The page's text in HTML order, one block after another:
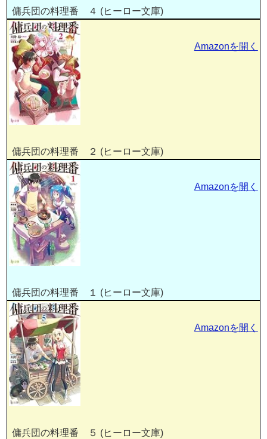
傭兵団の料理番 ４ (ヒーロー文庫)
傭兵団の料理番 ２ (ヒーロー文庫)
Amazonを開く
傭兵団の料理番 １ (ヒーロー文庫)
Amazonを開く
傭兵団の料理番 ５ (ヒーロー文庫)
Amazonを開く